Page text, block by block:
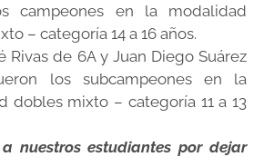
campeones en la modalidad
– categoría 14 a 16 años.
Rivas de 6A y Juan Diego Suárez
los subcampeones en la
dobles mixto – categoría 11 a 13
a nuestros estudiantes por dejar